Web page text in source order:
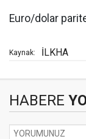
Euro/dolar
Kaynak: İLKHA
HABERE